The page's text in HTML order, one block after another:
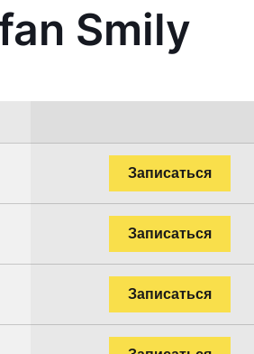
Smily
Записаться
Записаться
Записаться